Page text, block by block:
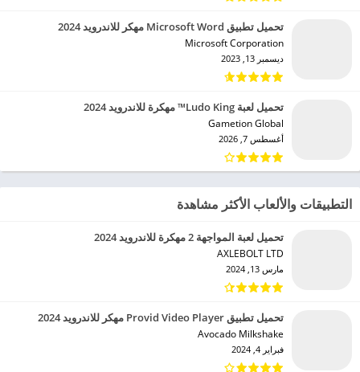
تحميل تطبيق Microsoft Word مهكر للاندرويد 2024
Microsoft Corporation‏
ديسمبر 13, 2023
تحميل لعبة Ludo King™ مهكرة للاندرويد 2024
Gametion Global‏
أغسطس 7, 2026
التطبيقات والألعاب الأكثر مشاهدة
تحميل لعبة المواجهة 2 مهكرة للاندرويد 2024
AXLEBOLT LTD‏
مارس 13, 2024
تحميل تطبيق Provid Video Player مهكر للاندرويد 2024
Avocado Milkshake‏
فبراير 4, 2024